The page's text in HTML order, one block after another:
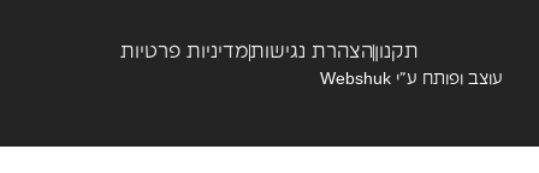
הצהרת נגישותמדיניות פרטיות
ופותח ע”יWebshuk